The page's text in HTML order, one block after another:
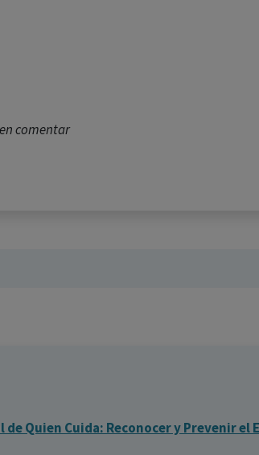
comentar
de Quien Cuida: Reconocer y Prevenir